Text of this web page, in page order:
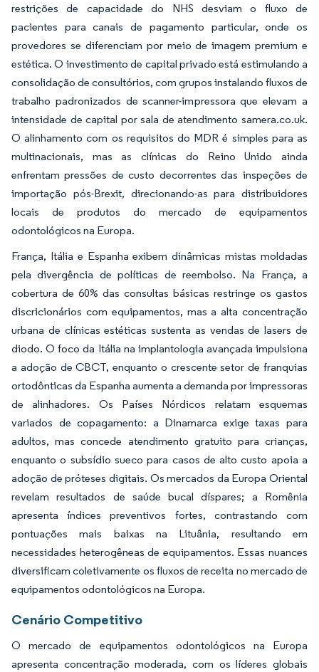
restrições de capacidade do NHS desviam o fluxo de
pacientes para canais de pagamento particular, onde os
provedores se diferenciam por meio de imagem premium e
estética. O investimento de capital privado está estimulando a
consolidação de consultórios, com grupos instalando fluxos de
trabalho padronizados de scanner-impressora que elevam a
intensidade de capital por sala de atendimento samera.co.uk.
O alinhamento com os requisitos do MDR é simples para as
multinacionais, mas as clínicas do Reino Unido ainda
enfrentam pressões de custo decorrentes das inspeções de
importação pós-Brexit, direcionando-as para distribuidores
locais de produtos do mercado de equipamentos
odontológicos na Europa.
França, Itália e Espanha exibem dinâmicas mistas moldadas
pela divergência de políticas de reembolso. Na França, a
cobertura de 60% das consultas básicas restringe os gastos
discricionários com equipamentos, mas a alta concentração
urbana de clínicas estéticas sustenta as vendas de lasers de
diodo. O foco da Itália na implantologia avançada impulsiona
a adoção de CBCT, enquanto o crescente setor de franquias
ortodônticas da Espanha aumenta a demanda por impressoras
de alinhadores. Os Países Nórdicos relatam esquemas
variados de copagamento: a Dinamarca exige taxas para
adultos, mas concede atendimento gratuito para crianças,
enquanto o subsídio sueco para casos de alto custo apoia a
adoção de próteses digitais. Os mercados da Europa Oriental
revelam resultados de saúde bucal díspares; a Romênia
apresenta índices preventivos fortes, contrastando com
pontuações mais baixas na Lituânia, resultando em
necessidades heterogêneas de equipamentos. Essas nuances
diversificam coletivamente os fluxos de receita no mercado de
equipamentos odontológicos na Europa.
Cenário Competitivo
O mercado de equipamentos odontológicos na Europa
apresenta concentração moderada, com os líderes globais